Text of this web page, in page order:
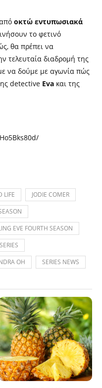
οκτώ εντυπωσιακά
το φετινό
θα πρέπει να
τελευταία διαδρομή της
να δούμε με αγωνία πώς
detective Eva και της
LIFE
JODIE COMER
EVE FOURTH SEASON
OH SERIES NEWS